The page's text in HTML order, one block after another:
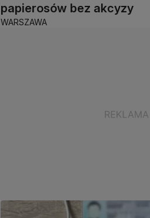
papierosów bez akcyzy
WARSZAWA